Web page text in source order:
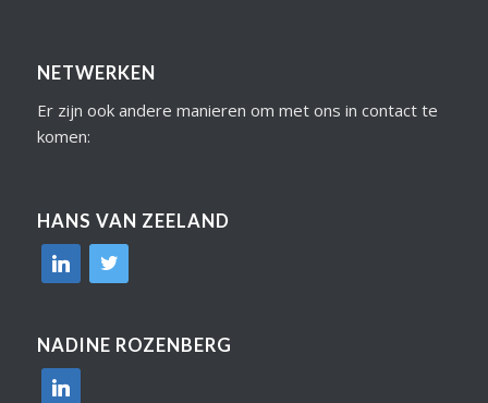
NETWERKEN
Er zijn ook andere manieren om met ons in contact te
komen:
HANS VAN ZEELAND
linkedin
twitter
NADINE ROZENBERG
linkedin